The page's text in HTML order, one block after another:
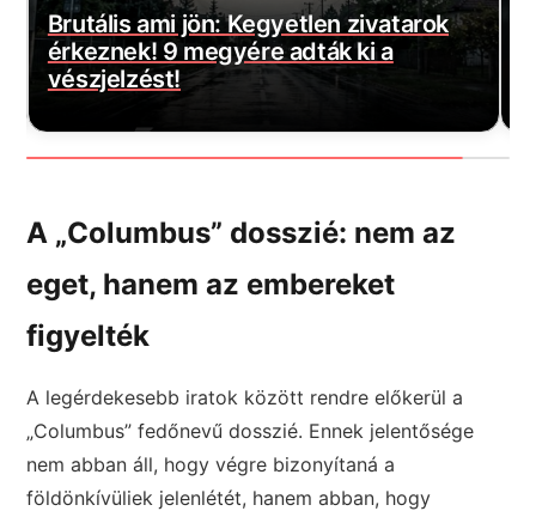
Magyar Péter bejelentette a várva-
várt jó hírt! Végre elkezdődött…
A „Columbus” dosszié: nem az
eget, hanem az embereket
figyelték
A legérdekesebb iratok között rendre előkerül a
„Columbus” fedőnevű dosszié. Ennek jelentősége
nem abban áll, hogy végre bizonyítaná a
földönkívüliek jelenlétét, hanem abban, hogy